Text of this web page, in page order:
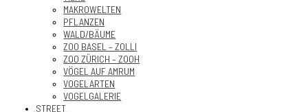
MAKROWELTEN
PFLANZEN
WALD/BÄUME
ZOO BASEL – ZOLLI
ZOO ZÜRICH – ZOOH
VÖGEL AUF AMRUM
VOGELARTEN
VOGELGALERIE
STREET